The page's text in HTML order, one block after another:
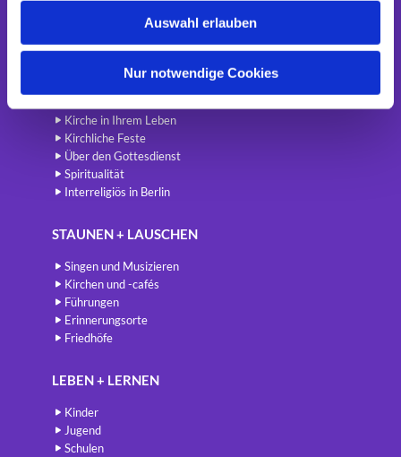
Auswahl erlauben
Nur notwendige Cookies
BETEN + FEIERN
Kirche in Ihrem Leben
Kirchliche Feste
Über den Gottesdienst
Spiritualität
Interreligiös in Berlin
STAUNEN + LAUSCHEN
Singen und Musizieren
Kirchen und -cafés
Führungen
Erinnerungsorte
Friedhöfe
LEBEN + LERNEN
Kinder
Jugend
Schulen